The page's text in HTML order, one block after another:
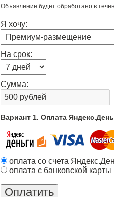
Объявление будет обработано в
Я хочу:
На срок:
Сумма:
Вариант 1. Оплата
оплата со счета
оплата с банковской карты